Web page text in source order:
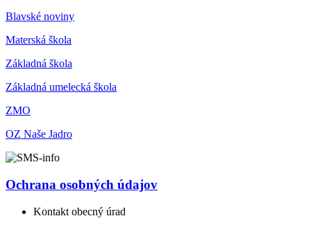
Blavské noviny
Materská škola
Základná škola
Základná umelecká škola
ZMO
OZ Naše Jadro
Ochrana osobných údajov
Kontakt obecný úrad